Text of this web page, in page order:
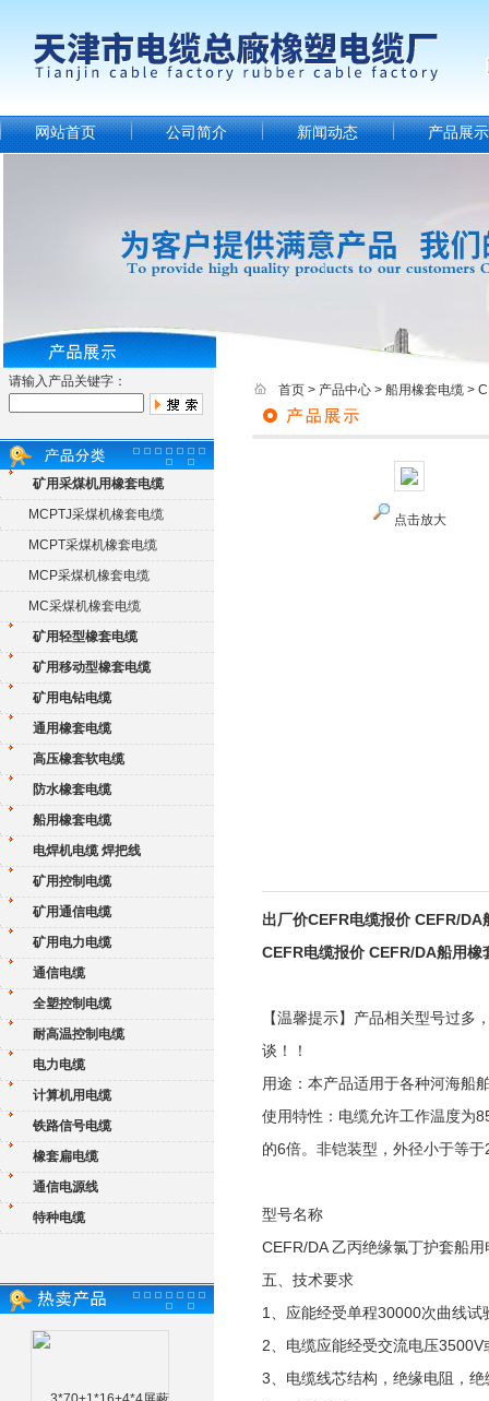
网站首页 公司简介 新闻动态 产品展示
请输入产品关键字：
矿用采煤机用橡套电缆
MCPTJ采煤机橡套电缆
MCPT采煤机橡套电缆
MCP采煤机橡套电缆
MC采煤机橡套电缆
矿用轻型橡套电缆
矿用移动型橡套电缆
矿用电钻电缆
通用橡套电缆
高压橡套软电缆
防水橡套电缆
船用橡套电缆
电焊机电缆 焊把线
矿用控制电缆
矿用通信电缆
矿用电力电缆
通信电缆
全塑控制电缆
耐高温控制电缆
电力电缆
计算机用电缆
铁路信号电缆
橡套扁电缆
通信电源线
特种电缆
首页 > 产品中心 > 船用橡套电缆 >
点击放大
出厂价CEFR电缆报价 CEFR/DA
CEFR电缆报价 CEFR/DA船用橡
【温馨提示】产品相关型号过
谈！！
用途：本产品适用于各种河海船
使用特性：电缆允许工作温度为
的6倍。非铠装型，外径小于等
型号名称
CEFR/DA 乙丙绝缘氯丁护套船
五、技术要求
1、应能经受单程30000次曲线试
2、电缆应能经受交流电压
3、电缆线芯结构，绝缘电阻，